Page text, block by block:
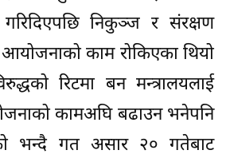
निकुञ्ज र संरक्षण
आयोजनाको काम रोकिएका थियो
रिटमा बन मन्त्रालयलाई
कामअघि बढाउन भनेपनि
भन्दै गत असार २० गतेबाट